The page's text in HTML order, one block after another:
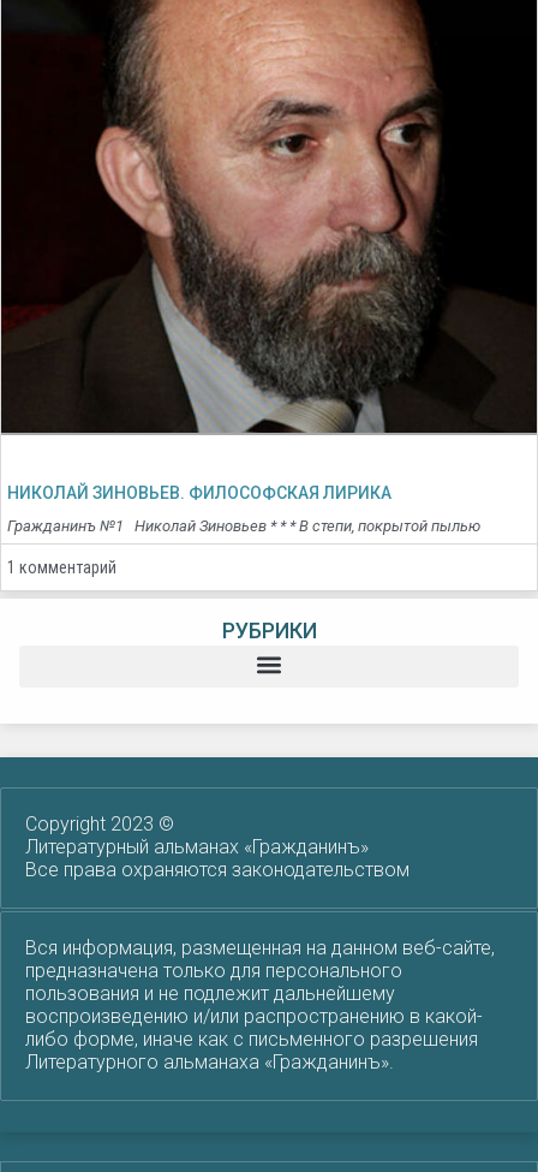
НИКОЛАЙ ЗИНОВЬЕВ. ФИЛОСОФСКАЯ ЛИРИКА
Гражданинъ №1 Николай Зиновьев * * * В степи, покрытой пылью
1 комментарий
РУБРИКИ
Copyright 2023 ©
Литературный альманах «Гражданинъ»
Все права охраняются законодательством
Вся информация, размещенная на данном веб-сайте,
предназначена только для персонального
пользования и не подлежит дальнейшему
воспроизведению и/или распространению в какой-
либо форме, иначе как с письменного разрешения
Литературного альманаха «Гражданинъ».